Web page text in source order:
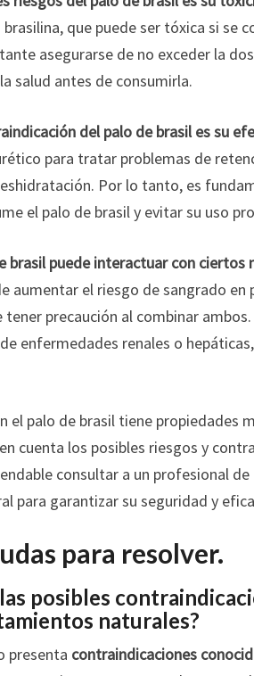
que puede ser tóxica si se
asegurarse de no exceder la
salud antes de consumirla.
del palo de brasil es su
para tratar problemas de
Por lo tanto, es
el palo de brasil y evitar su uso
brasil puede interactuar con
aumentar el riesgo de sangrado
tener precaución al combinar
enfermedades renales o
el palo de brasil tiene propiedades
cuenta los posibles riesgos y
consultar a un profesional
para garantizar su seguridad y
para resolver.
posibles
naturales?
presenta contraindicaciones